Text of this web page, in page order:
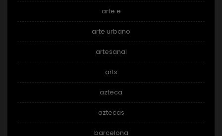
arte e
arte urbano
artesanal
arts
azteca
aztecas
barcelona